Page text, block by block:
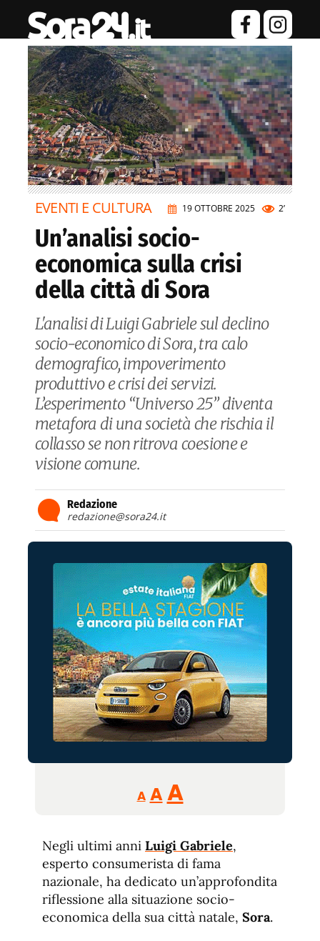
19 OTTOBRE 2025 2’
EVENTI E CULTURA
Un’analisi socio-
economica sulla crisi
della città di Sora
L'analisi di Luigi Gabriele sul declino
socio-economico di Sora, tra calo
demografico, impoverimento
produttivo e crisi dei servizi.
L’esperimento “Universo 25” diventa
metafora di una società che rischia il
collasso se non ritrova coesione e
visione comune.
Redazione
redazione@sora24.it
A
Reducir
tamaño
A Restablecer
tamaño
de
fuente
AAumentar
de
fuente.
Negli ultimi anni Luigi Gabriele,
esperto consumerista di fama
nazionale, ha dedicato un’approfondita
riflessione alla situazione socio-
economica della sua città natale, Sora.